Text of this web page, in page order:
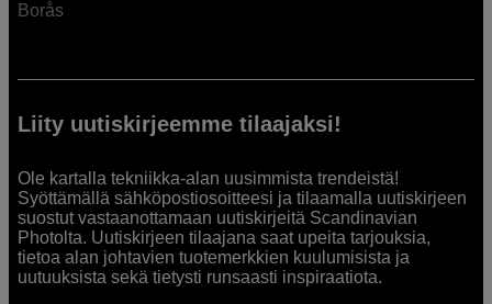
Borås
Liity uutiskirjeemme tilaajaksi!
Ole kartalla tekniikka-alan uusimmista trendeistä!
Syöttämällä sähköpostiosoitteesi ja tilaamalla uutiskirjeen
suostut vastaanottamaan uutiskirjeitä Scandinavian
Photolta. Uutiskirjeen tilaajana saat upeita tarjouksia,
tietoa alan johtavien tuotemerkkien kuulumisista ja
uutuuksista sekä tietysti runsaasti inspiraatiota.